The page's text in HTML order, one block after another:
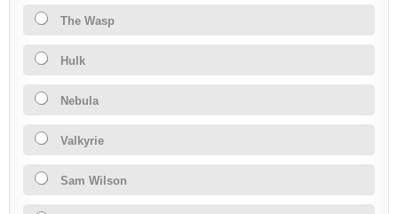
The Wasp
Hulk
Nebula
Valkyrie
Sam Wilson